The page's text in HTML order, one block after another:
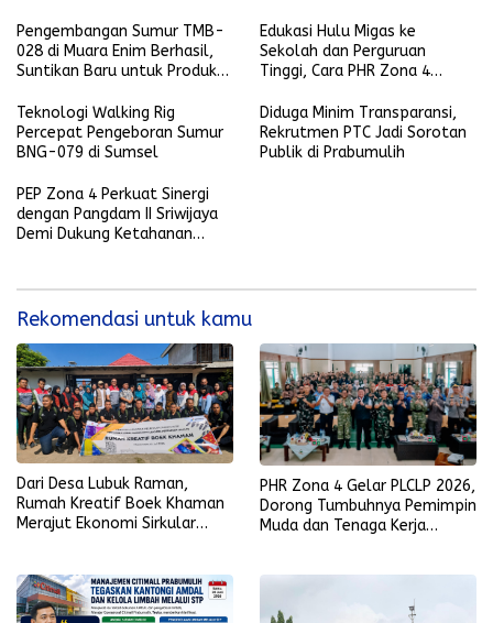
Prabumulih
Pengembangan Sumur TMB-
028 di Muara Enim Berhasil,
Suntikan Baru untuk Produksi
Edukasi Hulu Migas ke
Sekolah dan Perguruan
Tinggi, Cara PHR Zona 4
Penerus
Teknologi Walking Rig
Percepat Pengeboran Sumur
BNG-079 di Sumsel
Diduga Minim Transparansi,
Rekrutmen PTC Jadi Sorotan
Publik di Prabumulih
PEP Zona 4 Perkuat Sinergi
dengan Pangdam II Sriwijaya
Demi Dukung Ketahanan
Rekomendasi untuk kamu
Dari Desa Lubuk Raman,
Rumah Kreatif Boek Khaman
Merajut Ekonomi Sirkular
PHR Zona 4 Gelar PLCLP 2026,
Dorong Tumbuhnya Pemimpin
Muda dan Tenaga Kerja